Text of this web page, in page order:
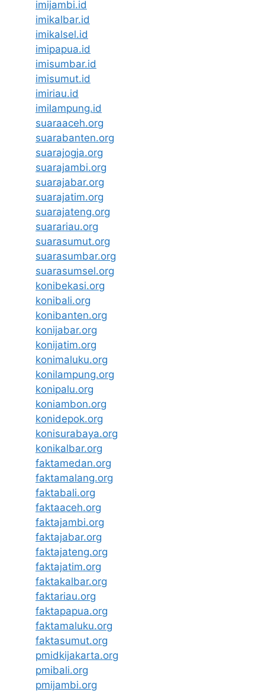
imijambi.id
imikalbar.id
imikalsel.id
imipapua.id
imisumbar.id
imisumut.id
imiriau.id
imilampung.id
suaraaceh.org
suarabanten.org
suarajogja.org
suarajambi.org
suarajabar.org
suarajatim.org
suarajateng.org
suarariau.org
suarasumut.org
suarasumbar.org
suarasumsel.org
konibekasi.org
konibali.org
konibanten.org
konijabar.org
konijatim.org
konimaluku.org
konilampung.org
konipalu.org
koniambon.org
konidepok.org
konisurabaya.org
konikalbar.org
faktamedan.org
faktamalang.org
faktabali.org
faktaaceh.org
faktajambi.org
faktajabar.org
faktajateng.org
faktajatim.org
faktakalbar.org
faktariau.org
faktapapua.org
faktamaluku.org
faktasumut.org
pmidkijakarta.org
pmibali.org
pmijambi.org